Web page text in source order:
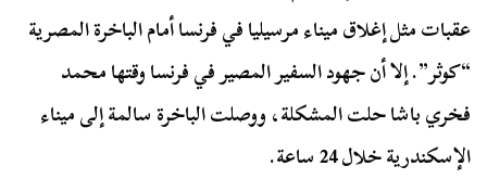
عقبات مثل إغلاق ميناء مرسيليا في فرنسا أمام الباخرة المصرية
“كوثر”. إلا أن جهود السفير المصير في فرنسا وقتها محمد
فخري باشا حلت المشكلة، ووصلت الباخرة سالمة إلى ميناء
الإسكندرية خلال 24 ساعة.